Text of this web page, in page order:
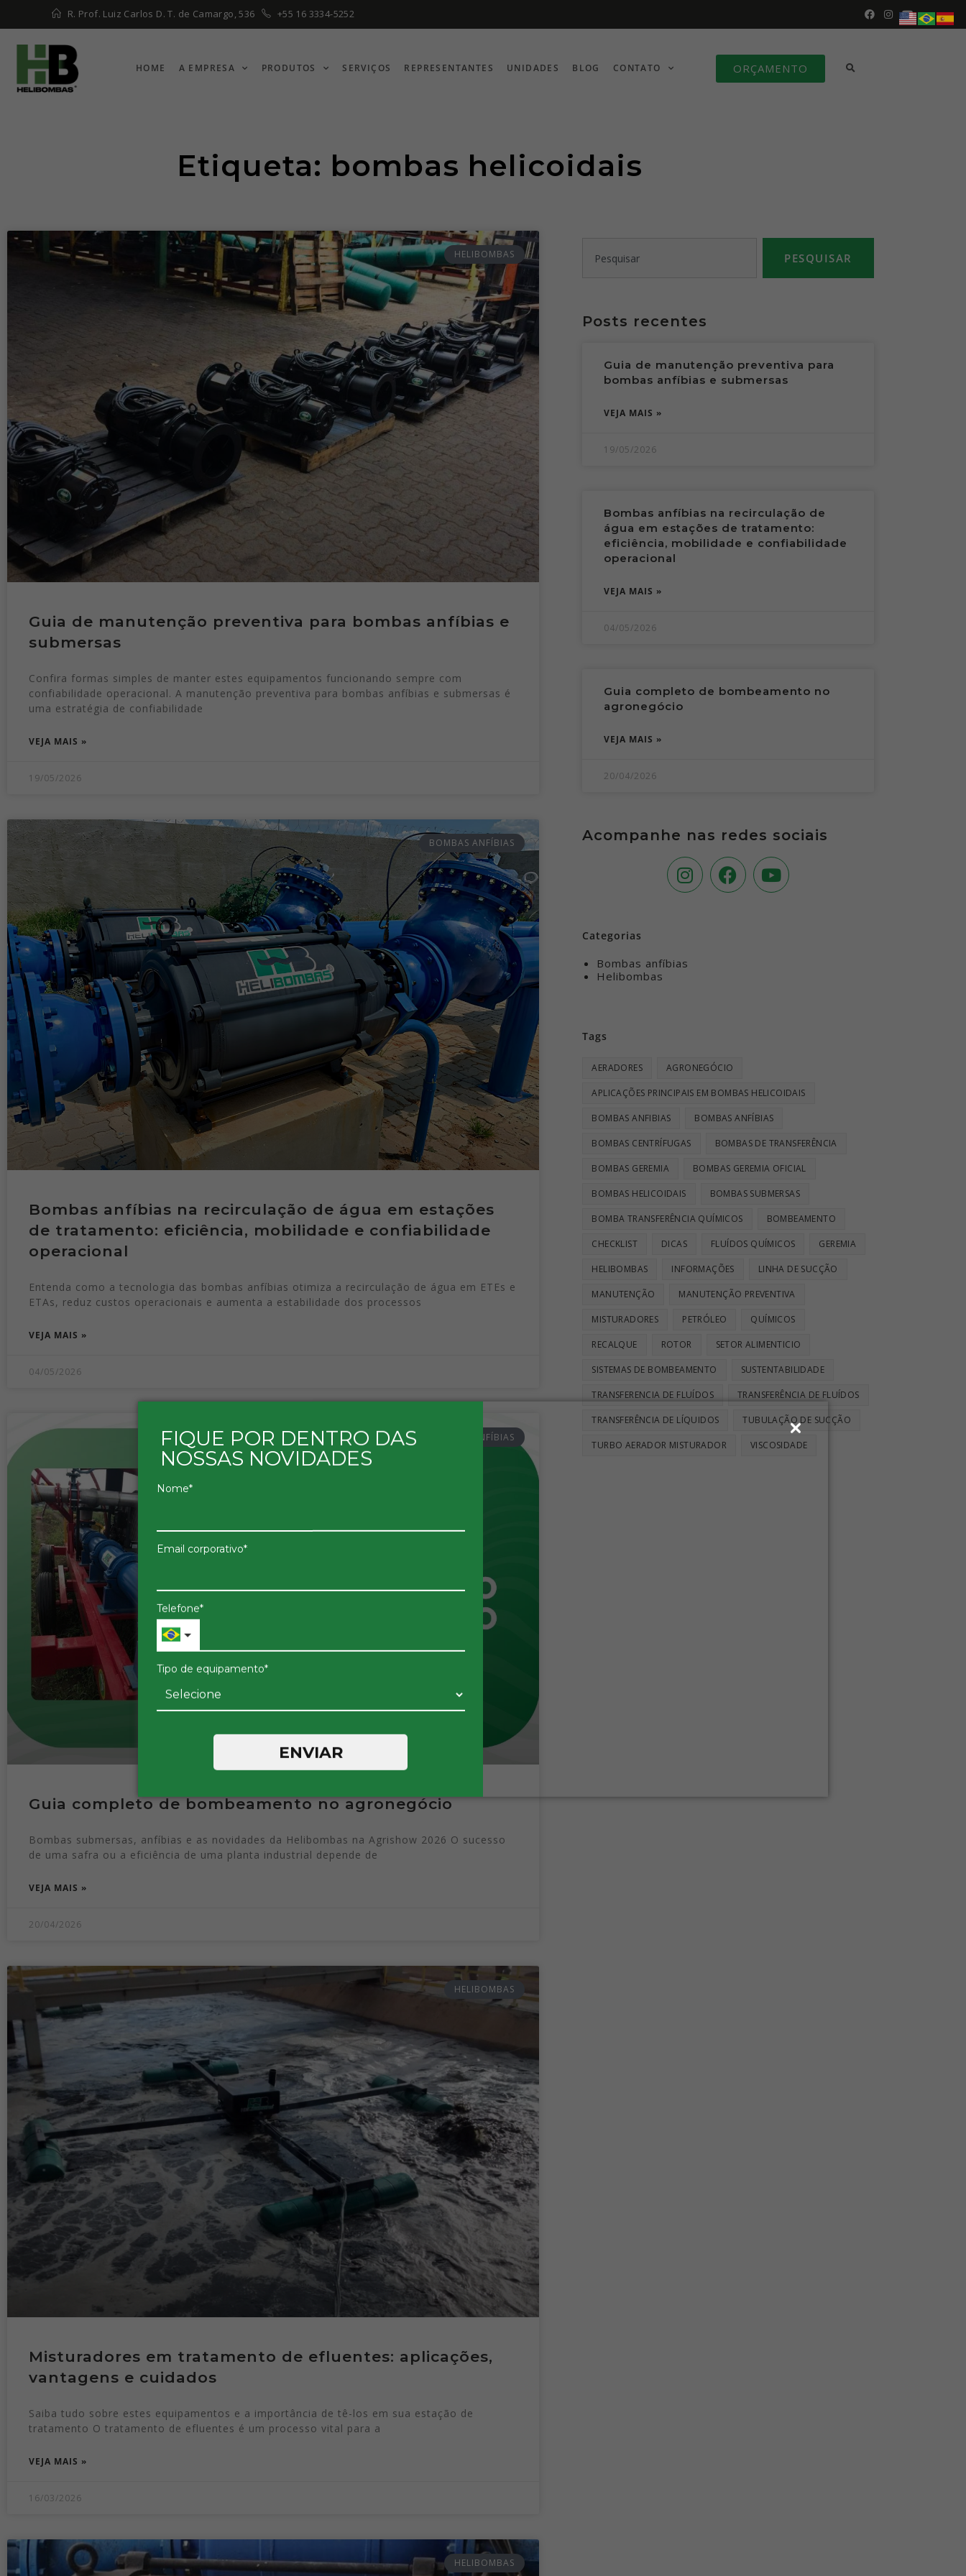
FIQUE POR DENTRO DAS
NOSSAS NOVIDADES
Nome*
Email corporativo*
Telefone*
Tipo de equipamento*
ENVIAR
R. Prof. Luiz Carlos D. T. de Camargo, 536 +55 16 3334-5252
HOME A EMPRESA PRODUTOS SERVIÇOS REPRESENTANTES UNIDADES BLOG CONTATO ORÇAMENTO
Etiqueta: bombas helicoidais
HELIBOMBAS
Guia de manutenção preventiva para bombas anfíbias e
submersas
Confira formas simples de manter estes equipamentos funcionando sempre com
confiabilidade operacional. A manutenção preventiva para bombas anfíbias e submersas é
uma estratégia de confiabilidade
VEJA MAIS »
19/05/2026
BOMBAS ANFÍBIAS
Bombas anfíbias na recirculação de água em estações
de tratamento: eficiência, mobilidade e confiabilidade
operacional
Entenda como a tecnologia das bombas anfíbias otimiza a recirculação de água em ETEs e
ETAs, reduz custos operacionais e aumenta a estabilidade dos processos
VEJA MAIS »
04/05/2026
BOMBAS ANFÍBIAS
Guia completo de bombeamento no agronegócio
Bombas submersas, anfíbias e as novidades da Helibombas na Agrishow 2026 O sucesso
de uma safra ou a eficiência de uma planta industrial depende de
VEJA MAIS »
20/04/2026
HELIBOMBAS
Misturadores em tratamento de efluentes: aplicações,
vantagens e cuidados
Saiba tudo sobre estes equipamentos e a importância de tê-los em sua estação de
tratamento O tratamento de efluentes é um processo vital para a
VEJA MAIS »
16/03/2026
HELIBOMBAS
PESQUISAR
Posts recentes
Guia de manutenção preventiva para
bombas anfíbias e submersas
VEJA MAIS »
19/05/2026
Bombas anfíbias na recirculação de
água em estações de tratamento:
eficiência, mobilidade e confiabilidade
operacional
VEJA MAIS »
04/05/2026
Guia completo de bombeamento no
agronegócio
VEJA MAIS »
20/04/2026
Acompanhe nas redes sociais
Categorias
Bombas anfíbias
Helibombas
Tags
AERADORES AGRONEGÓCIO
APLICAÇÕES PRINCIPAIS EM BOMBAS HELICOIDAIS
BOMBAS ANFIBIAS BOMBAS ANFÍBIAS
BOMBAS CENTRÍFUGAS BOMBAS DE TRANSFERÊNCIA
BOMBAS GEREMIA BOMBAS GEREMIA OFICIAL
BOMBAS HELICOIDAIS BOMBAS SUBMERSAS
BOMBA TRANSFERÊNCIA QUÍMICOS BOMBEAMENTO
CHECKLIST DICAS FLUÍDOS QUÍMICOS GEREMIA
HELIBOMBAS INFORMAÇÕES LINHA DE SUCÇÃO
MANUTENÇÃO MANUTENÇÃO PREVENTIVA
MISTURADORES PETRÓLEO QUÍMICOS
RECALQUE ROTOR SETOR ALIMENTICIO
SISTEMAS DE BOMBEAMENTO SUSTENTABILIDADE
TRANSFERENCIA DE FLUÍDOS TRANSFERÊNCIA DE FLUÍDOS
TRANSFERÊNCIA DE LÍQUIDOS TUBULAÇÃO DE SUCÇÃO
TURBO AERADOR MISTURADOR VISCOSIDADE